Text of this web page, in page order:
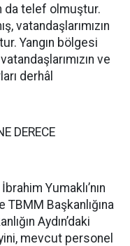
da telef olmuştur.
vatandaşlarımızın
Yangın bölgesi
ve
derhâl
DERECE
Yumaklı’nın
TBMM Başkanlığına
Aydın’daki
mevcut personel